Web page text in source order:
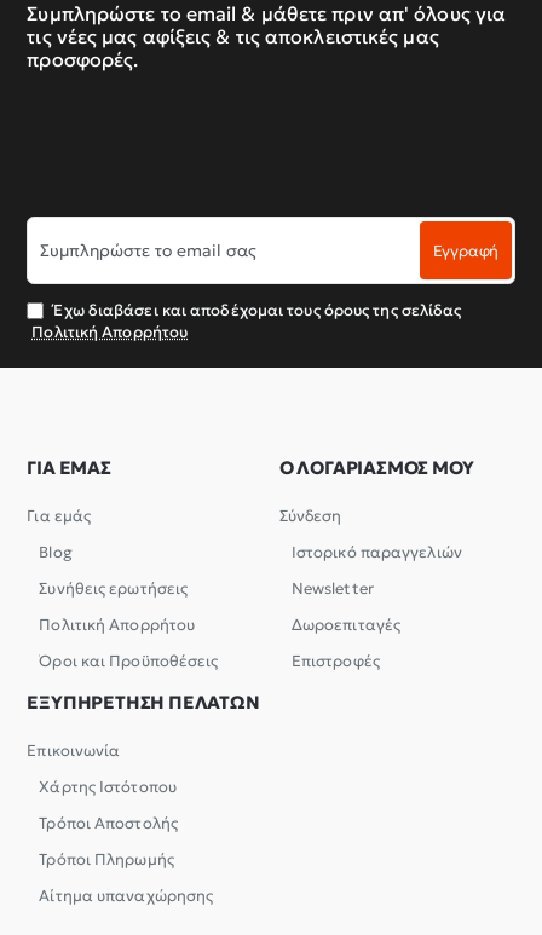
Συμπληρώστε το email & μάθετε πριν απ' όλους για
τις νέες μας αφίξεις & τις αποκλειστικές μας
προσφορές.
Συμπληρώστε
το
email
σας
Εγγραφή
Έχω διαβάσει και αποδέχομαι τους όρους της σελίδας
Πολιτική Απορρήτου
ΓΙΑ ΕΜΑΣ
Για εμάς
Blog
Συνήθεις ερωτήσεις
Πολιτική Απορρήτου
Όροι και Προϋποθέσεις
Ο ΛΟΓΑΡΙΑΣΜΟΣ ΜΟΥ
Σύνδεση
Ιστορικό παραγγελιών
Newsletter
Δωροεπιταγές
Επιστροφές
ΕΞΥΠΗΡΕΤΗΣΗ ΠΕΛΑΤΩΝ
Επικοινωνία
Χάρτης Ιστότοπου
Τρόποι Αποστολής
Τρόποι Πληρωμής
Αίτημα υπαναχώρησης